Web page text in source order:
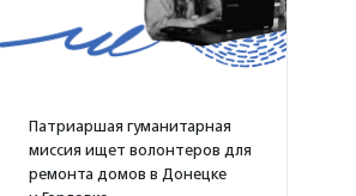
Патриаршая гуманитарная
миссия ищет волонтеров для
ремонта домов в Донецке